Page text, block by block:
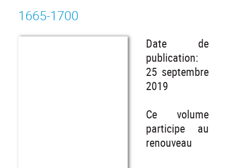
1665-1700
Date de
publication:
25 septembre
2019
Ce volume
participe au
renouveau